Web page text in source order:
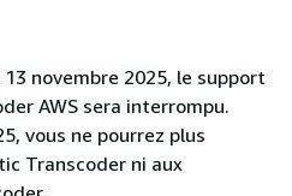
novembre 2025, le support
AWS sera interrompu.
vous ne pourrez plus
Transcoder ni aux